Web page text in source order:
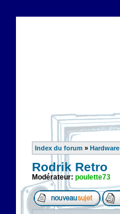
Index du forum » Hardware
Rodrik Retro
Modérateur: poulette73